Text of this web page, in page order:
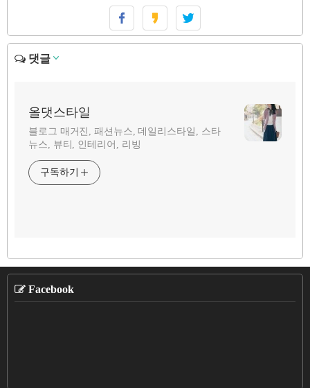
댓글
올댓스타일
블로그 매거진, 패션뉴스, 데일리스타일, 스타
뉴스, 뷰티, 인테리어, 리빙
구독하기
Facebook